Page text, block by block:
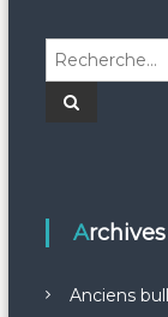
R
h
e
:
R
e
Archives
Anciens